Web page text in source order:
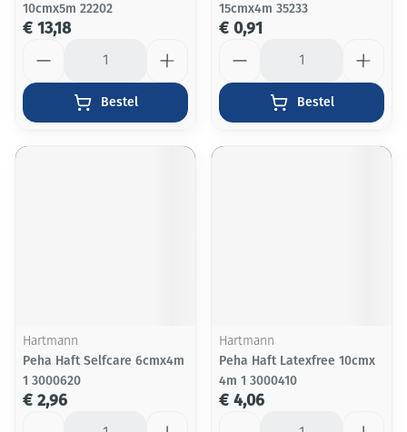
10cmx5m 22202
€ 13,18
Bestel
15cmx4m 35233
€ 0,91
Bestel
Hartmann
Peha Haft Selfcare 6cmx4m
1 3000620
€ 2,96
Hartmann
Peha Haft Latexfree 10cmx
4m 1 3000410
€ 4,06